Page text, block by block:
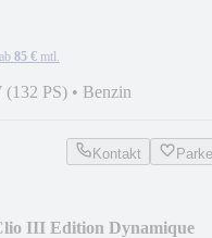
85 € mtl.
(132 PS) • Benzin
Kontakt
III Edition Dynamique